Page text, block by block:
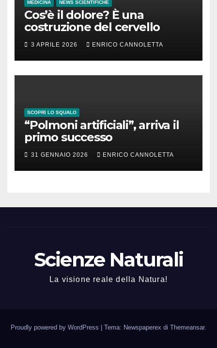
MEDICINA NEWS SCIENTIFICHE
Cos’è il dolore? È una
costruzione del cervello
3 APRILE 2026 ENRICO CANNOLETTA
SCOPRI LO SQUALO
“Polmoni artificiali”, arriva il
primo successo
31 GENNAIO 2026 ENRICO CANNOLETTA
Scienze Naturali
La visione reale della Natura!
Proudly powered by WordPress | Tema: Newspaperex di Themeansar.